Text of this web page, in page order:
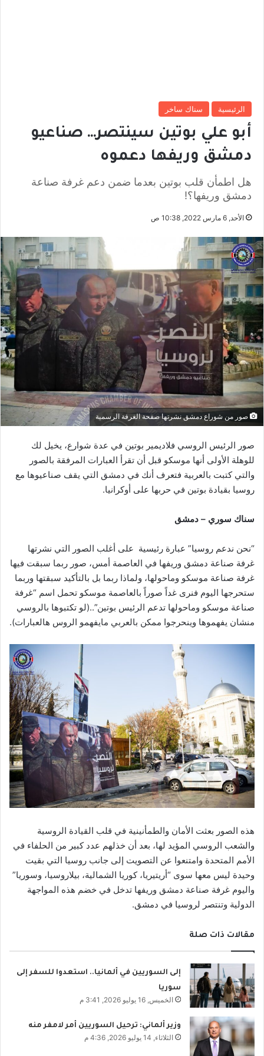
الرئيسية سناك ساخر
أبو علي بوتين سينتصر… صناعيو
دمشق وريفها دعموه
هل اطمأن قلب بوتين بعدما ضمن دعم غرفة صناعة
دمشق وريفها؟!
الأحد, 6 مارس 2022, 10:38 ص
صور من شوراع دمشق نشرتها صفحة الغرفة الرسمية
صور الرئيس الروسي فلاديمير بوتين في عدة شوارع، يخيل لك
للوهلة الأولى أنها موسكو قبل أن تقرأ العبارات المرفقة بالصور
والتي كتبت بالعربية فتعرف أنك في دمشق التي يقف صناعيوها مع
روسيا بقيادة بوتين في حربها على أوكرانيا.
سناك سوري – دمشق
“نحن ندعم روسيا” عبارة رئيسية على أغلب الصور التي نشرتها
غرفة صناعة دمشق وريفها في العاصمة أمس، صور ربما سبقت فيها
غرفة صناعة موسكو وماحولها، ولماذا ربما بل بالتأكيد سبقتها وربما
ستحرجها اليوم فنرى غداً صوراً بالعاصمة موسكو تحمل اسم “غرفة
صناعة موسكو وماحولها تدعم الرئيس بوتين”..(لو تكتبوها بالروسي
منشان يفهموها وينحرجوا ممكن بالعربي مايفهمو الروس هالعبارات).
هذه الصور بعثت الأمان والطمأنينية في قلب القيادة الروسية
والشعب الروسي المؤيد لها، بعد أن خذلهم عدد كبير من الحلفاء في
الأمم المتحدة وامتنعوا عن التصويت إلى جانب روسيا التي بقيت
وحيدة ليس معها سوى “أريتيريا، كوريا الشمالية، بيلاروسيا، وسوريا”
واليوم غرفة صناعة دمشق وريفها تدخل في خضم هذه المواجهة
الدولية وتنتصر لروسيا في دمشق.
مقالات ذات صلة
إلى السوريين في ألمانيا.. استعدوا للسفر إلى
سوريا
الخميس, 16 يوليو 2026, 3:41 م
وزير ألماني: ترحيل السوريين أمر لامفر منه
الثلاثاء, 14 يوليو 2026, 4:36 م